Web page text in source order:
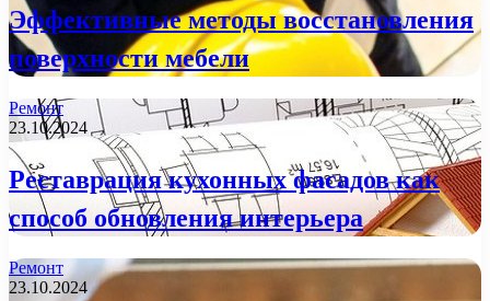
Эффективные методы восстановления
поверхности мебели
Ремонт
23.10.2024
Реставрация кухонных фасадов как
способ обновления интерьера
Ремонт
23.10.2024